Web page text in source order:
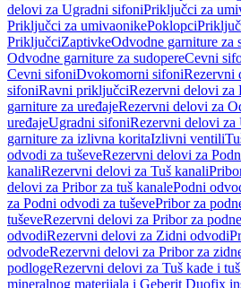
delovi za Ugradni sifoniPriključci za
Priključci za umivaonikePoklopci
PriključciZaptivkeOdvodne garniture za
Odvodne garniture za sudopereCevni
Cevni sifoniDvokomorni sifoniRezervni
sifoniRavni priključciRezervni delovi za
garniture za uređajeRezervni delovi za
uređajeUgradni sifoniRezervni delovi za
garniture za izlivna koritaIzlivni ventili
odvodi za tuševeRezervni delovi za
kanaliRezervni delovi za Tuš kanali
delovi za Pribor za tuš kanalePodni
za Podni odvodi za tuševePribor za
tuševeRezervni delovi za Pribor za
odvodiRezervni delovi za Zidni odvodi
odvodeRezervni delovi za Pribor za
podlogeRezervni delovi za Tuš kade i
mineralnog materijala i Geberit Duofix